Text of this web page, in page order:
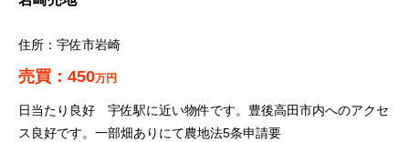
宇佐市岩崎
450万円
日当たり良好 宇佐駅に近い物件です。豊後高田市内へのアクセ
ス良好です。一部畑ありにて農地法5条申請要